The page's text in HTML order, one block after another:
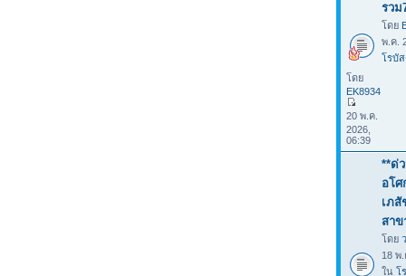
รวม
โดย
พ.ค.
โรบั
โดย
EK8934
20 พ.ค.
2026,
06:39
**ด่
อโ
เภสั
สาข
โดย
18 พ
ใน โ